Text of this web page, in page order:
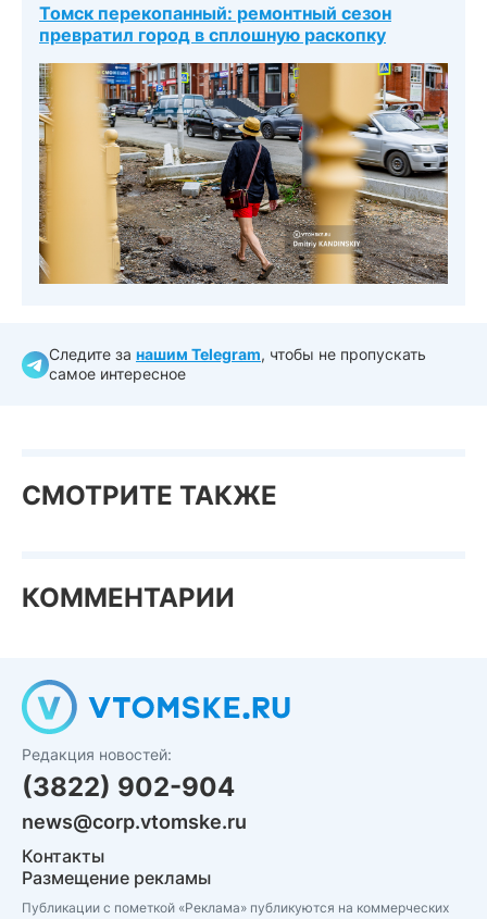
Томск перекопанный: ремонтный сезон
превратил город в сплошную раскопку
Следите за нашим Telegram, чтобы не пропускать
самое интересное
СМОТРИТЕ ТАКЖЕ
КОММЕНТАРИИ
Редакция новостей:
(3822) 902-904
news@corp.vtomske.ru
Контакты
Размещение рекламы
Публикации с пометкой «Реклама» публикуются на коммерческих